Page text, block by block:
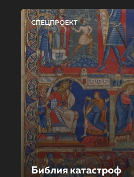
СПЕЦПРОЕКТ
Библия катастроф